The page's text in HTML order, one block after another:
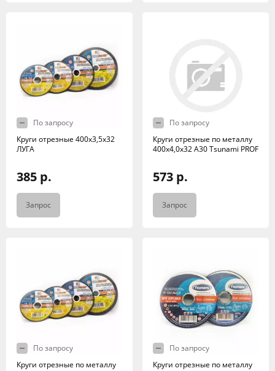
По запросу
Круги отрезные 400х3,5х32
ЛУГА
385 р.
Запрос
По запросу
Круги отрезные по металлу
400x4,0x32 A30 Tsunami PROF
573 р.
Запрос
По запросу
Круги отрезные по металлу
По запросу
Круги отрезные по металлу